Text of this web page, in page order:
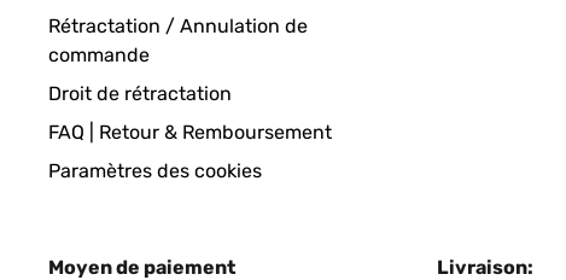
Rétractation / Annulation de
commande
Droit de rétractation
FAQ | Retour & Remboursement
Paramètres des cookies
Moyen de paiement Livraison: